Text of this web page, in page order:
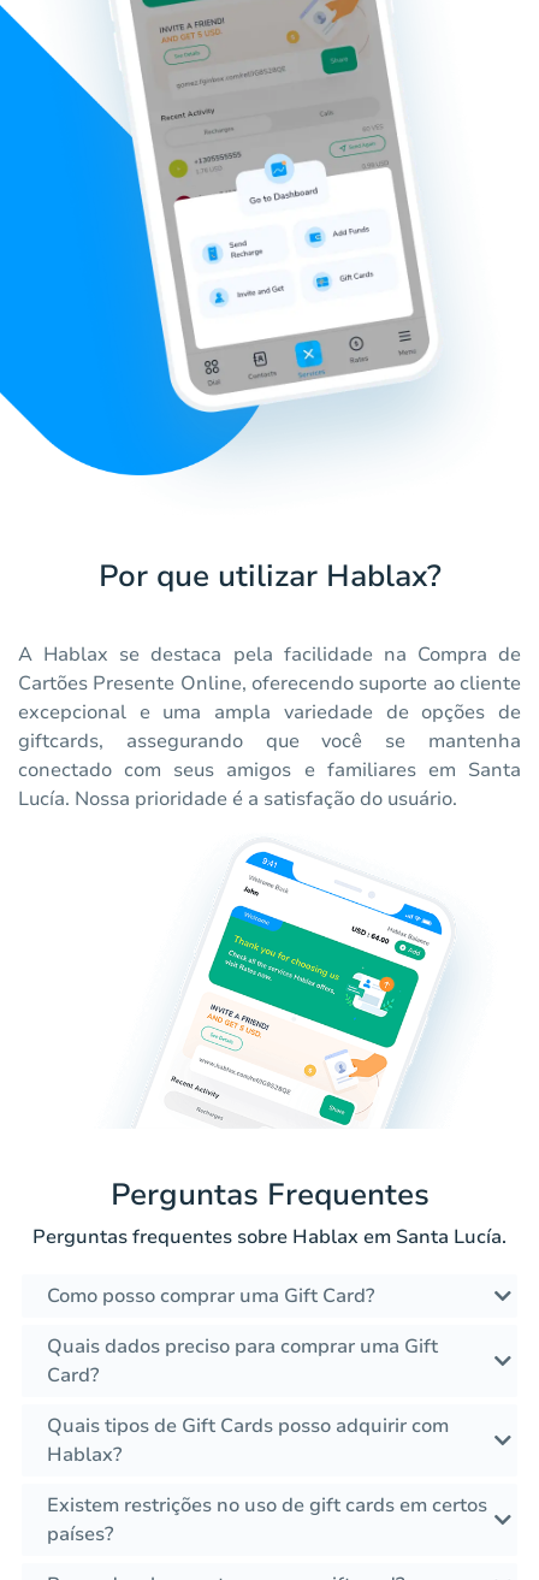
Por que utilizar Hablax?
A Hablax se destaca pela facilidade na Compra de
Cartões Presente Online, oferecendo suporte ao cliente
excepcional e uma ampla variedade de opções de
giftcards, assegurando que você se mantenha
conectado com seus amigos e familiares em Santa
Lucía. Nossa prioridade é a satisfação do usuário.
Perguntas Frequentes
Perguntas frequentes sobre Hablax em Santa Lucía.
Como posso comprar uma Gift Card?
Quais dados preciso para comprar uma Gift
Card?
Quais tipos de Gift Cards posso adquirir com
Hablax?
Existem restrições no uso de gift cards em certos
países?